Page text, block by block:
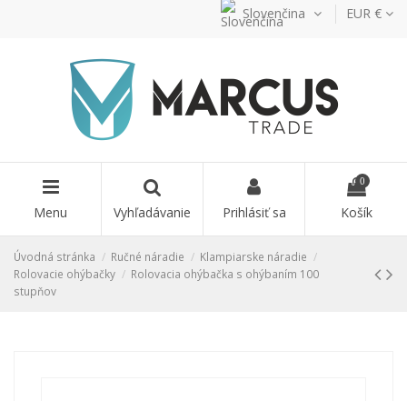
Slovenčina
EUR €
Menu Vyhľadávanie Prihlásiť sa
0
Košík
Úvodná stránka Ručné náradie
Klampiarske náradie
Rolovacie ohýbačky
Rolovacia ohýbačka s ohýbaním 100
stupňov